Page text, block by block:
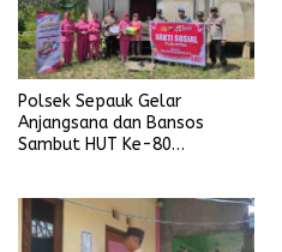
Polsek Sepauk Gelar
Anjangsana dan Bansos
Sambut HUT Ke-80